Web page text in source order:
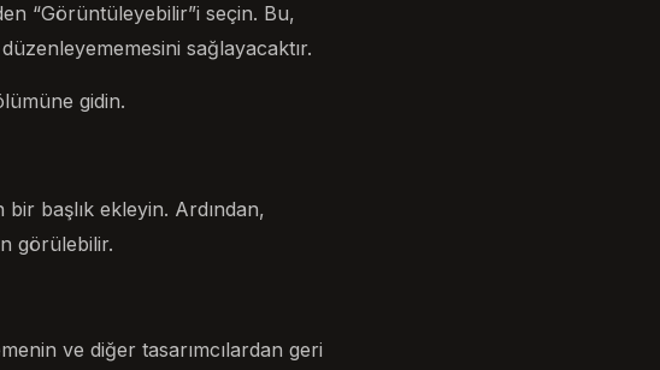
“Görüntüleyebilir”i seçin. Bu,
sağlayacaktır.
gidin.
bir başlık ekleyin. Ardından,
görülebilir.
ve diğer tasarımcılardan geri